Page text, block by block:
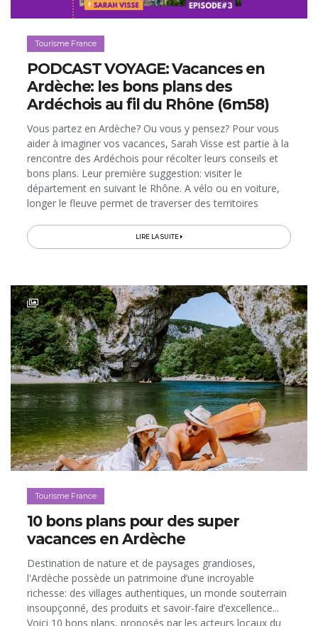
Tourisme France
PODCAST VOYAGE: Vacances en
Ardèche: les bons plans des
Ardéchois au fil du Rhône (6m58)
Vous partez en Ardèche? Ou vous y pensez? Pour vous
aider à imaginer vos vacances, Sarah Visse est partie à la
rencontre des Ardéchois pour récolter leurs conseils et
bons plans. Leur première suggestion: visiter le
département en suivant le Rhône. A vélo ou en voiture,
longer le fleuve permet de traverser des territoires
LIRE LA SUITE
Tourisme France
10 bons plans pour des super
vacances en Ardèche
Destination de nature et de paysages grandioses,
l'Ardèche possède un patrimoine d’une incroyable
richesse: des villages authentiques, un monde souterrain
insoupçonné, des produits et savoir-faire d’excellence...
Voici 10 bons plans, proposés par les acteurs locaux du